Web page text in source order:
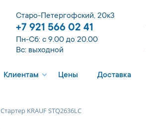
Старо-Петергофский, 20к3
+7 921 566 02 41
Пн-Сб: с 9.00 до 20.00
Вс: выходной
Клиентам Цены Доставка
Стартер KRAUF STQ2636LC